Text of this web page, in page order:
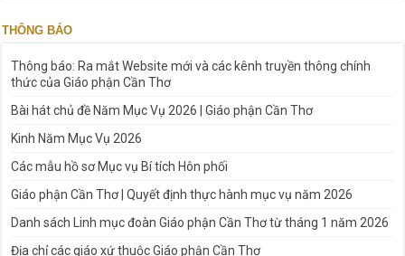
THÔNG BÁO
Thông báo: Ra mắt Website mới và các kênh truyền thông chính
thức của Giáo phận Cần Thơ
Bài hát chủ đề Năm Mục Vụ 2026 | Giáo phận Cần Thơ
Kinh Năm Mục Vụ 2026
Các mẫu hồ sơ Mục vụ Bí tích Hôn phối
Giáo phận Cần Thơ | Quyết định thực hành mục vụ năm 2026
Danh sách Linh mục đoàn Giáo phận Cần Thơ từ tháng 1 năm 2026
Địa chỉ các giáo xứ thuộc Giáo phận Cần Thơ